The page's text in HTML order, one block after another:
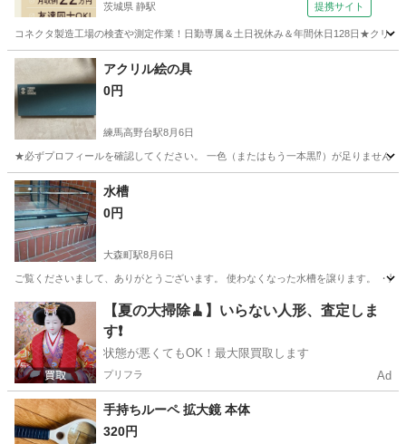
茨城県 静駅 提携サイト
コネクタ製造工場の検査や測定作業！日勤専属＆土日祝休み＆年間休日128日★クリ
茨城 常陸大宮市 静駅 その他
アクリル絵の具
0円
練馬高野台駅8月6日
★必ずプロフィールを確認してください。 一色（またはもう一本黒⁉️）が足りません
東京 練馬区 練馬高野台駅
水槽
0円
大森町駅8月6日
ご覧くださいまして、ありがとうございます。 使わなくなった水槽を譲ります。 ・
東京 大田区 大森町駅 その他
【夏の大掃除🧹】いらない人形、査定しま
す❗️
状態が悪くてもOK！最大限買取します
プリフラ Ad
手持ちルーペ 拡大鏡 本体
320円